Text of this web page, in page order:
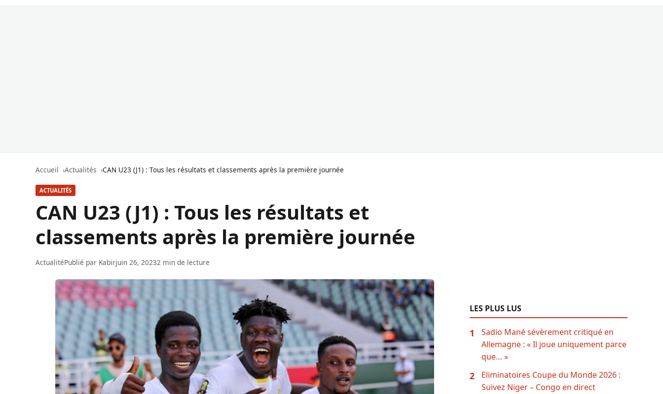
Accueil Actualités CAN U23 (J1) : Tous les résultats et classements après la première journée
ACTUALITÉS
CAN U23 (J1) : Tous les résultats et
classements après la première journée
ActualitéPublié par Kabirjuin 26, 20232 min de lecture
LES PLUS LUS
1
Sadio Mané sévèrement critiqué en
Allemagne : « Il joue uniquement parce
que… »
2
Eliminatoires Coupe du Monde 2026 :
Suivez Niger – Congo en direct